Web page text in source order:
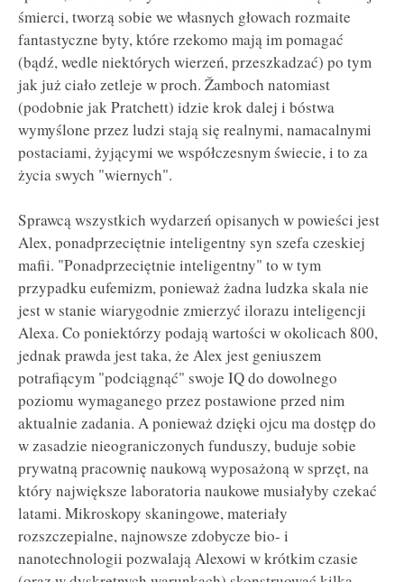
śmierci, tworzą sobie we własnych głowach rozmaite
fantastyczne byty, które rzekomo mają im pomagać
(bądź, wedle niektórych wierzeń, przeszkadzać) po tym
jak już ciało zetleje w proch. Žamboch natomiast
(podobnie jak Pratchett) idzie krok dalej i bóstwa
wymyślone przez ludzi stają się realnymi, namacalnymi
postaciami, żyjącymi we współczesnym świecie, i to za
życia swych "wiernych".
Sprawcą wszystkich wydarzeń opisanych w powieści jest
Alex, ponadprzeciętnie inteligentny syn szefa czeskiej
mafii. "Ponadprzeciętnie inteligentny" to w tym
przypadku eufemizm, ponieważ żadna ludzka skala nie
jest w stanie wiarygodnie zmierzyć ilorazu inteligencji
Alexa. Co poniektórzy podają wartości w okolicach 800,
jednak prawda jest taka, że Alex jest geniuszem
potrafiącym "podciągnąć" swoje IQ do dowolnego
poziomu wymaganego przez postawione przed nim
aktualnie zadania. A ponieważ dzięki ojcu ma dostęp do
w zasadzie nieograniczonych funduszy, buduje sobie
prywatną pracownię naukową wyposażoną w sprzęt, na
który największe laboratoria naukowe musiałyby czekać
latami. Mikroskopy skaningowe, materiały
rozszczepialne, najnowsze zdobycze bio- i
nanotechnologii pozwalają Alexowi w krótkim czasie